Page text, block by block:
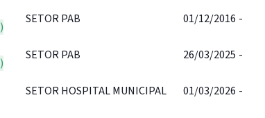
SETOR PAB 01/12/2016 -
SETOR PAB 26/03/2025 -
SETOR HOSPITAL MUNICIPAL 01/03/2026 -